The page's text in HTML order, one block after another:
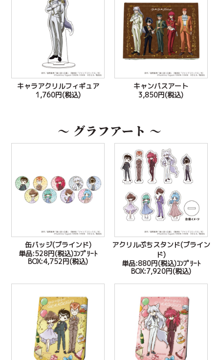
キャラアクリルフィギュア
1,760円(税込)
キャンバスアート
3,850円(税込)
～ グラフアート ～
缶バッジ(ブラインド)
単品:528円(税込)ｺﾝﾌﾟﾘｰﾄ
BOX:4,752円(税込)
アクリルぷちスタンド(ブライン
ド)
単品:880円(税込)ｺﾝﾌﾟﾘｰﾄ
BOX:7,920円(税込)